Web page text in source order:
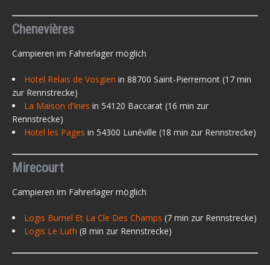
Chenevières
Campieren im Fahrerlager möglich
Hotel Relais de Vosgien in 88700 Saint-Pierremont (17 min
zur Rennstrecke)
La Maison d’Ines in 54120 Baccarat (16 min zur
Rennstrecke)
Hotel les Pages in 54300 Lunéville (18 min zur Rennstrecke)
Mirecourt
Campieren im Fahrerlager möglich
Logis Burnel Et La Cle Des Champs (7 min zur Rennstrecke)
Logis Le Luth (8 min zur Rennstrecke)